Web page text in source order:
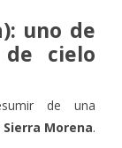
uno de
de cielo
de una
Sierra Morena.